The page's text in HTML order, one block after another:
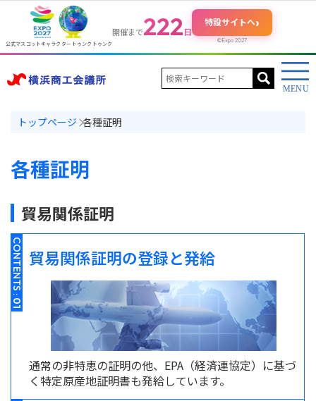
公式マスコットキャラクター トゥンクトゥンク
開催まで222 日
特設サイトへ›
©Expo 2027
トップページ 各種証明
各種証明
貿易関係証明
CONTENTS :
01
貿易関係証明の登録と発給
通常の非特恵の証明の他、EPA（経済連協定）に基づ
く特定原産地証明書も発給しています。